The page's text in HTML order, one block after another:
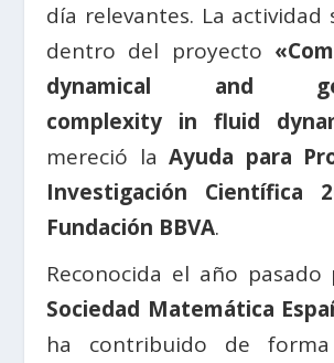
día relevantes. La actividad
dentro del proyecto
dynamical and
complexity in fluid
mereció laAyuda para
Investigación Científica
Fundación BBVA.
Reconocida el año pasado
Sociedad Matemática
ha contribuido de